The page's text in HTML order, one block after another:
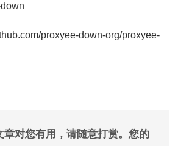
proxyee-down-org/proxyee-
章对您有用，请随意打赏。您的